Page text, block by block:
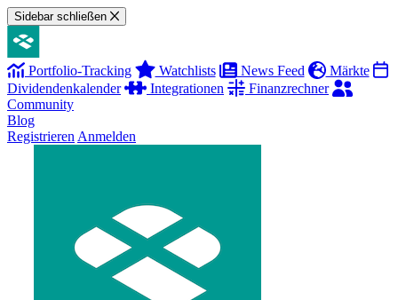
Sidebar schließen
Portfolio-Tracking Watchlists News Feed
Märkte
Dividendenkalender
Integrationen
Finanzrechner
Community
Blog
Registrieren Anmelden